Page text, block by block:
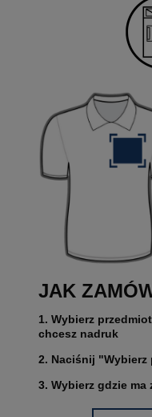
JAK
1. Wybierz
chcesz nadruk
2. Naciśnij "Wybierz
3. Wybierz gdzie